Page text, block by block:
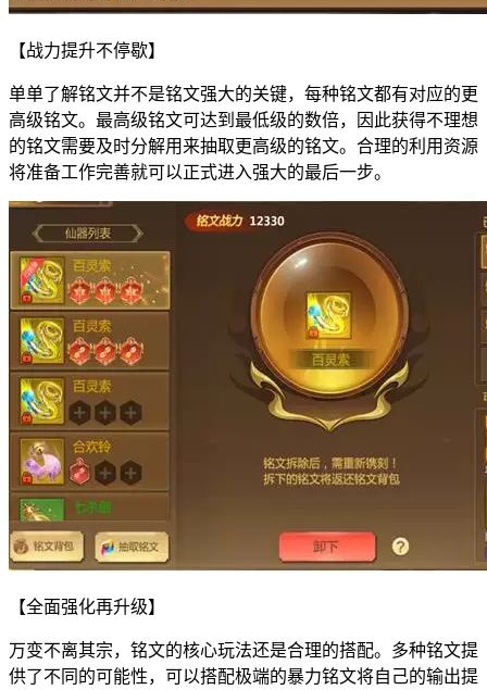
【战力提升不停歇】
单单了解铭文并不是铭文强大的关键，每种铭文都有对应的更
高级铭文。最高级铭文可达到最低级的数倍，因此获得不理想
的铭文需要及时分解用来抽取更高级的铭文。合理的利用资源
将准备工作完善就可以正式进入强大的最后一步。
【全面强化再升级】
万变不离其宗，铭文的核心玩法还是合理的搭配。多种铭文提
供了不同的可能性，可以搭配极端的暴力铭文将自己的输出提